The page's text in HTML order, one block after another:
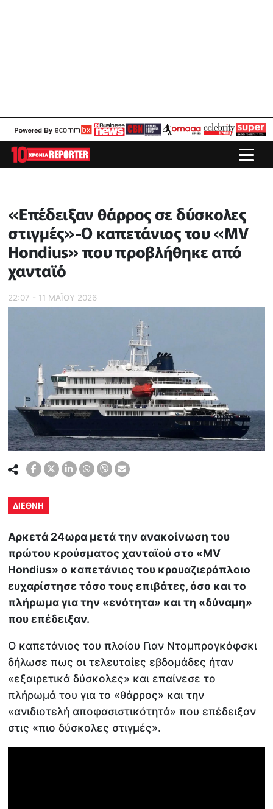
«Επέδειξαν θάρρος σε δύσκολες
στιγμές»-Ο καπετάνιος του «MV
Hondius» που προβλήθηκε από
χανταϊό
22:07 - 11 ΜΑΪ́ΟΥ 2026
ΔΙΕΘΝΗ
Αρκετά 24ωρα μετά την ανακοίνωση του
πρώτου κρούσματος χανταϊού στο «MV
Hondius» ο καπετάνιος του κρουαζιερόπλοιο
ευχαρίστησε τόσο τους επιβάτες, όσο και το
πλήρωμα για την «ενότητα» και τη «δύναμη»
που επέδειξαν.
Ο καπετάνιος του πλοίου Γιαν Ντομπρογκόφσκι
δήλωσε πως οι τελευταίες εβδομάδες ήταν
«εξαιρετικά δύσκολες» και επαίνεσε το
πλήρωμά του για το «θάρρος» και την
«ανιδιοτελή αποφασιστικότητά» που επέδειξαν
στις «πιο δύσκολες στιγμές».